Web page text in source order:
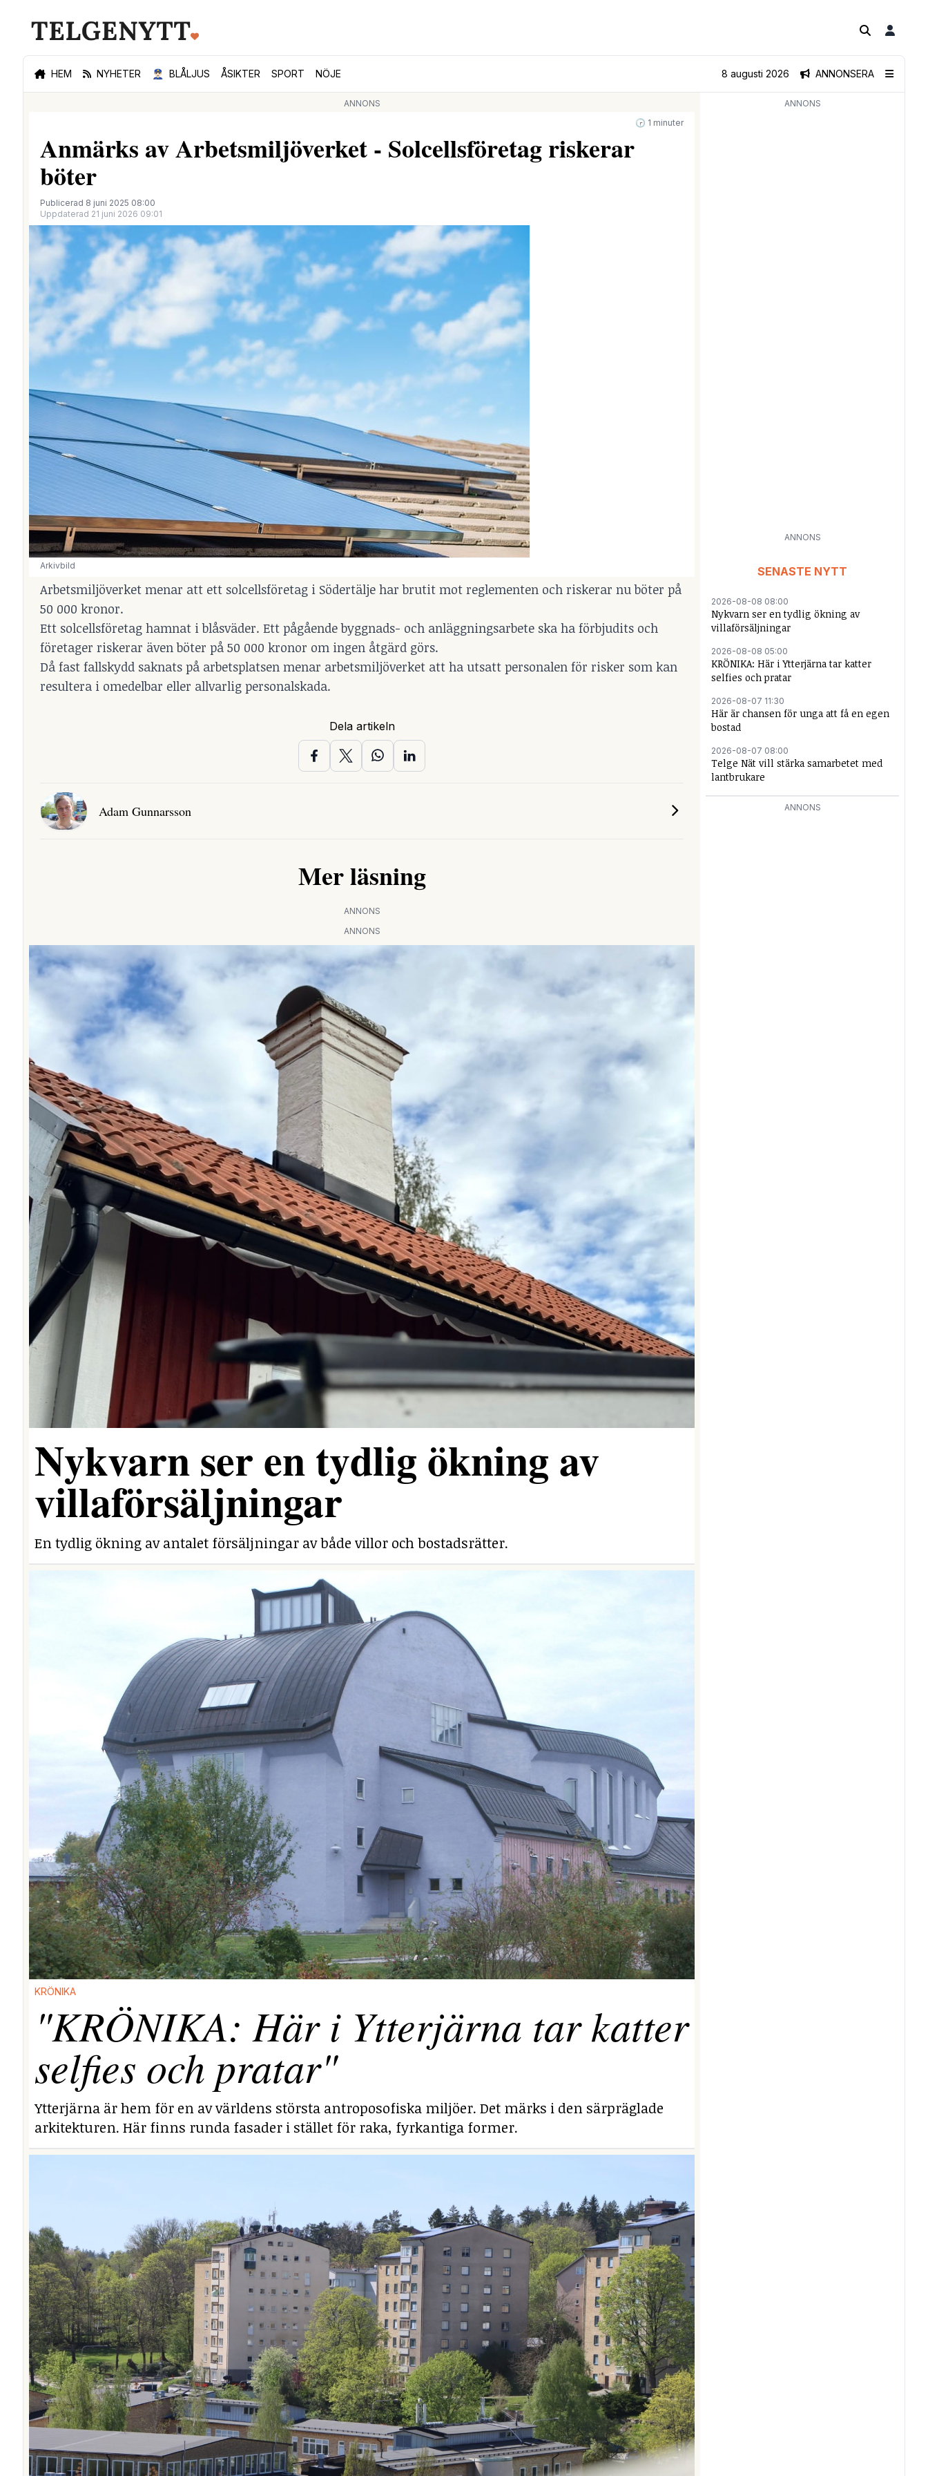
HEM NYHETER 👮🏻‍♂️ BLÅLJUS ÅSIKTER SPORT NÖJE ANNONSERA
8 augusti 2026
ANNONS
🕝 1 minuter
Anmärks av Arbetsmiljöverket - Solcellsföretag riskerar
böter
Publicerad 8 juni 2025 08:00
Uppdaterad 21 juni 2026 09:01
Arkivbild
Arbetsmiljöverket menar att ett solcellsföretag i Södertälje har brutit mot reglementen och riskerar nu böter på
50 000 kronor.
Ett solcellsföretag hamnat i blåsväder. Ett pågående byggnads- och anläggningsarbete ska ha förbjudits och
företager riskerar även böter på 50 000 kronor om ingen åtgärd görs.
Då fast fallskydd saknats på arbetsplatsen menar arbetsmiljöverket att ha utsatt personalen för risker som kan
resultera i omedelbar eller allvarlig personalskada.
Dela artikeln
Adam Gunnarsson
Mer läsning
ANNONS
ANNONS
Nykvarn ser en tydlig ökning av
villaförsäljningar
En tydlig ökning av antalet försäljningar av både villor och bostadsrätter.
KRÖNIKA
"KRÖNIKA: Här i Ytterjärna tar katter
selfies och pratar"
Ytterjärna är hem för en av världens största antroposofiska miljöer. Det märks i den särpräglade
arkitekturen. Här finns runda fasader i stället för raka, fyrkantiga former.
ANNONS
ANNONS
SENASTE NYTT
2026-08-08 08:00
Nykvarn ser en tydlig ökning av
villaförsäljningar
2026-08-08 05:00
KRÖNIKA: Här i Ytterjärna tar katter
selfies och pratar
2026-08-07 11:30
Här är chansen för unga att få en egen
bostad
2026-08-07 08:00
Telge Nät vill stärka samarbetet med
lantbrukare
ANNONS